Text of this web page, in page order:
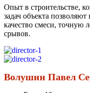
Опыт в строительстве,
задач объекта
качество смеси, точную
срывов.
Волушин Павел